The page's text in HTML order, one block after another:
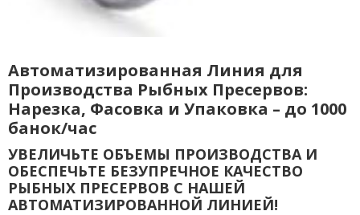
Автоматизированная Линия для
Производства Рыбных Пресервов:
Нарезка, Фасовка и Упаковка – до 1000
банок/час
УВЕЛИЧЬТЕ ОБЪЕМЫ ПРОИЗВОДСТВА И
ОБЕСПЕЧЬТЕ БЕЗУПРЕЧНОЕ КАЧЕСТВО
РЫБНЫХ ПРЕСЕРВОВ С НАШЕЙ
АВТОМАТИЗИРОВАННОЙ ЛИНИЕЙ!